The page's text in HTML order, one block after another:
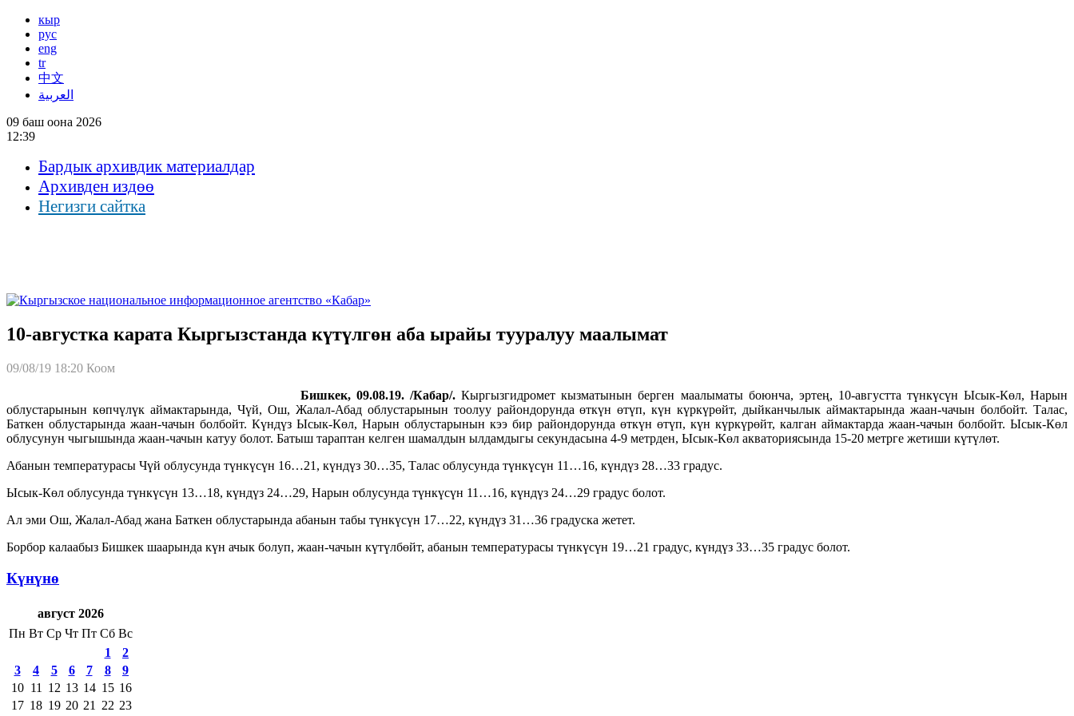
кыр
рус
eng
tr
中文
العربية
09 баш оона 2026
12:39
Бардык архивдик материалдар
Архивден издөө
Негизги сайтка
10-августка карата Кыргызстанда күтүлгөн аба ырайы тууралуу маалымат
09/08/19 18:20 Коом
Бишкек, 09.08.19. /Кабар/. Кыргызгидромет кызматынын берген маалыматы боюнча, эртең, 10-августта түнкүсүн Ысык-Көл, Нарын
облустарынын көпчүлүк аймактарында, Чүй, Ош, Жалал-Абад облустарынын тоолуу райондорунда өткүн өтүп, күн күркүрөйт, дыйканчылык аймактарында жаан-чачын болбойт. Талас,
Баткен облустарында жаан-чачын болбойт. Күндүз Ысык-Көл, Нарын облустарынын кээ бир райондорунда өткүн өтүп, күн күркүрөйт, калган аймактарда жаан-чачын болбойт. Ысык-Көл
облусунун чыгышында жаан-чачын катуу болот. Батыш тараптан келген шамалдын ылдамдыгы секундасына 4-9 метрден, Ысык-Көл акваториясында 15-20 метрге жетиши күтүлөт.
Абанын температурасы Чүй облусунда түнкүсүн 16…21, күндүз 30…35, Талас облусунда түнкүсүн 11…16, күндүз 28…33 градус.
Ысык-Көл облусунда түнкүсүн 13…18, күндүз 24…29, Нарын облусунда түнкүсүн 11…16, күндүз 24…29 градус болот.
Ал эми Ош, Жалал-Абад жана Баткен облустарында абанын табы түнкүсүн 17…22, күндүз 31…36 градуска жетет.
Борбор калаабыз Бишкек шаарында күн ачык болуп, жаан-чачын күтүлбөйт, абанын температурасы түнкүсүн 19…21 градус, күндүз 33…35 градус болот.
Күнүнө
август 2026
Пн Вт Ср Чт Пт Сб Вс
1
2
3
4 5 6 7 8
9
10 11 12 13 14 15 16
17 18 19 20 21 22 23